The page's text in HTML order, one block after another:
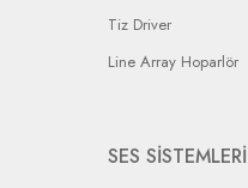
Tiz Driver
Line Array Hoparlör
SES SİSTEMLERİ